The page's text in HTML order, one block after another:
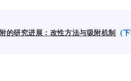
的研究进展：改性方法与吸附机制 （